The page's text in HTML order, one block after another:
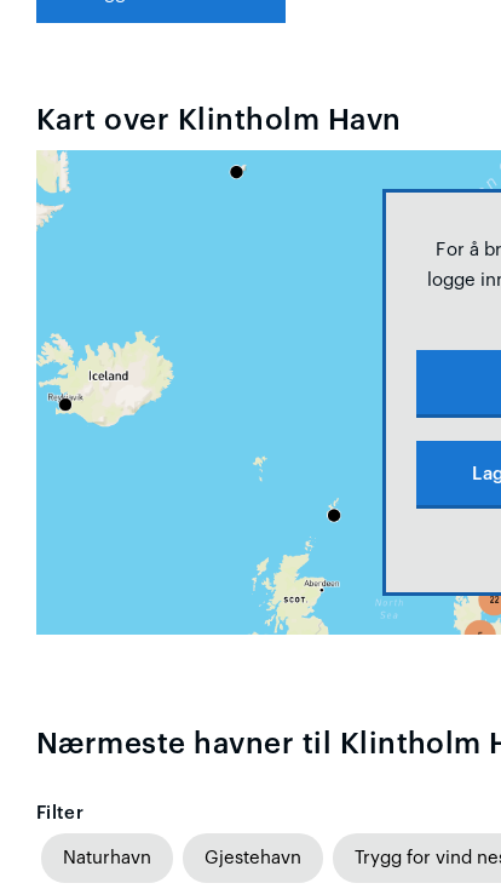
Kart over Klintholm Havn
For å
logge
Nærmeste havner til Klintholm
Filter
Naturhavn Gjestehavn Trygg for vind